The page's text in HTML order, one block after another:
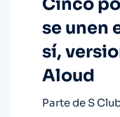
Cinco
se unen
sí,
Aloud
Parte de S